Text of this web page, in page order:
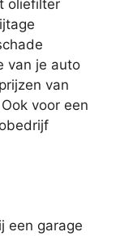
oliefilter
van je auto
van
voor een
een garage